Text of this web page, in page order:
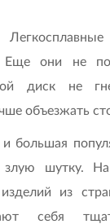
Еще они не
диск не
объезжать
большая
злую шутку.
из
себя